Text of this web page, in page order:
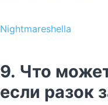
Nightmareshella
9. Что
если разок